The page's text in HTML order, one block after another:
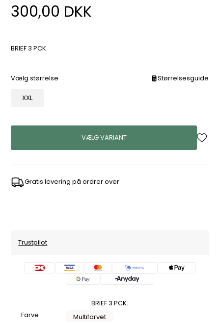
300,00 DKK
BRIEF 3 PCK.
Vælg størrelse Størrelsesguide
XXL
VÆLG VARIANT
Gratis levering på ordrer over
Trustpilot
BRIEF 3 PCK.
Farve
Multifarvet